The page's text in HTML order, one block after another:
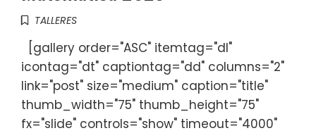
TALLERES
[gallery order="ASC" itemtag="dl"
icontag="dt" captiontag="dd" columns="2"
link="post" size="medium" caption="title"
thumb_width="75" thumb_height="75"
fx="slide" controls="show" timeout="4000"